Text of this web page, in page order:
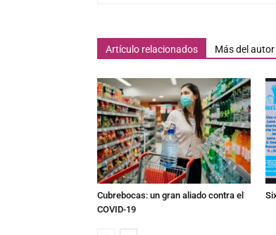
Artículo relacionados Más del autor
Cubrebocas: un gran aliado contra el
COVID-19